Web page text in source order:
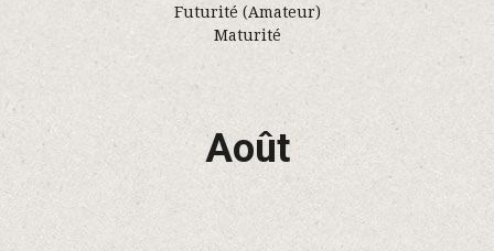
Futurité (Amateur)
Maturité
Août